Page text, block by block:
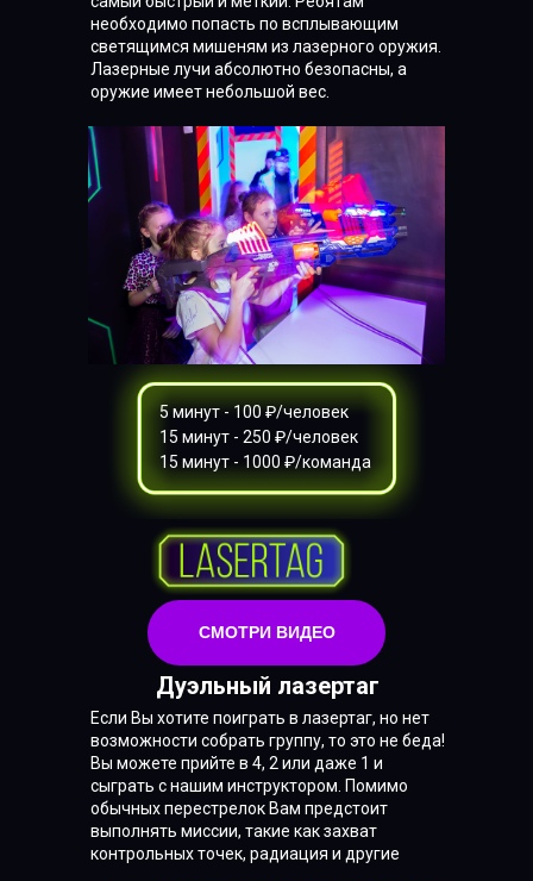
необходимо попасть по всплывающим
светящимся мишеням из лазерного оружия.
Лазерные лучи абсолютно безопасны, а
оружие имеет небольшой вес.
5 минут - 100 ₽/человек
15 минут - 250 ₽/человек
15 минут - 1000 ₽/команда
Если Вы хотите поиграть в лазертаг, но нет
возможности собрать группу, то это не беда!
Вы можете прийте в 4, 2 или даже 1 и
сыграть с нашим инструктором. Помимо
обычных перестрелок Вам предстоит
выполнять миссии, такие как захват
контрольных точек, радиация и другие
Дуэльный лазертаг
СМОТРИ ВИДЕО